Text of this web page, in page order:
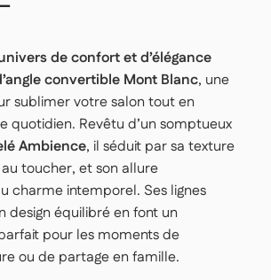
de confort et d’élégance
convertible Mont Blanc, une
sublimer votre salon tout en
quotidien. Revêtu d’un somptueux
Ambience, il séduit par sa texture
toucher, et son allure
charme intemporel. Ses lignes
design équilibré en font un
pour les moments de
ou de partage en famille.